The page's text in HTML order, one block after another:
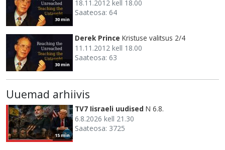
30 min
18.11.2012 kell 18.00
Saateosa: 64
30 min
Derek Prince Kristuse valitsus 2/4
11.11.2012 kell 18.00
Saateosa: 63
Uuemad arhiivis
15 min
TV7 Iisraeli uudised N 6.8.
6.8.2026 kell 21.30
Saateosa: 3725